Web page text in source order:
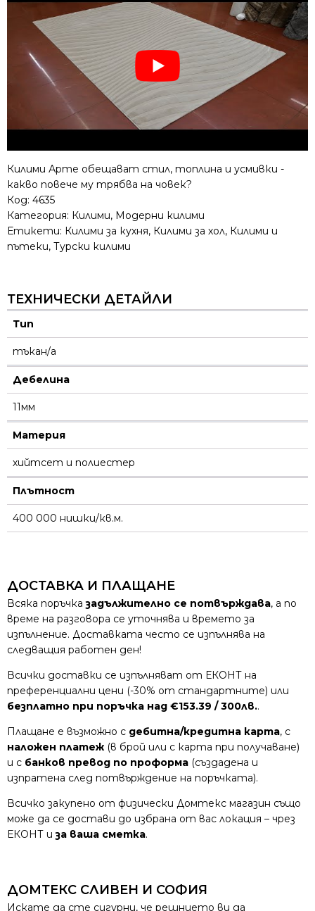
Килими Арте обещават стил, топлина и усмивки -
какво повече му трябва на човек?
Код: 4635
Категория: Килими, Модерни килими
Етикети: Килими за кухня, Килими за хол, Килими и
пътеки, Турски килими
ТЕХНИЧЕСКИ ДЕТАЙЛИ
Тип
тъкан/а
Дебелина
11мм
Материя
хийтсет и полиестeр
Плътност
400 000 нишки/кв.м.
ДОСТАВКА И ПЛАЩАНЕ
Всяка поръчказадължително се потвърждава, а по
време на разговора се уточнява и времето за
изпълнение. Доставката често се изпълнява на
следващия работен ден!
Всички доставки се изпълняват от ЕКОНТ на
преференциални цени (-30% от стандартните) или
безплатно при поръчка над €153.39 / 300лв..
Плащане е възможно с дебитна/кредитна карта, с
наложен платеж (в брой или с карта при получаване)
и с банков превод по проформа (създадена и
изпратена след потвърждение на поръчката).
Всичко закупено от физически Домтекс магазин също
може да се достави до избрана от вас локация – чрез
ЕКОНТ иза ваша сметка.
ДОМТЕКС СЛИВЕН И СОФИЯ
Искате да сте сигурни, че решнието ви да